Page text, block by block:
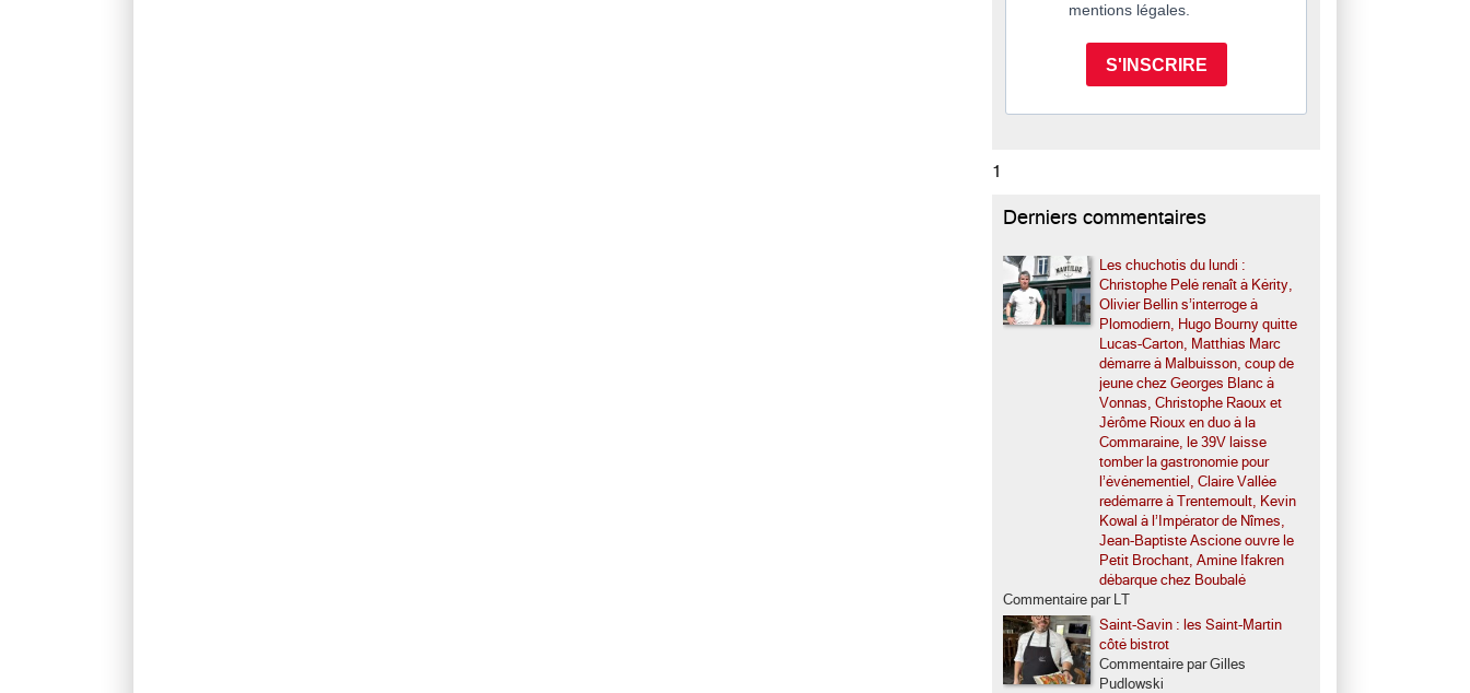
mentions légales.
S'INSCRIRE
1
Derniers commentaires
Les chuchotis du lundi :
Christophe Pelé renaît à Kérity,
Olivier Bellin s’interroge à
Plomodiern, Hugo Bourny quitte
Lucas-Carton, Matthias Marc
démarre à Malbuisson, coup de
jeune chez Georges Blanc à
Vonnas, Christophe Raoux et
Jérôme Rioux en duo à la
Commaraine, le 39V laisse
tomber la gastronomie pour
l’événementiel, Claire Vallée
redémarre à Trentemoult, Kevin
Kowal à l’Impérator de Nîmes,
Jean-Baptiste Ascione ouvre le
Petit Brochant, Amine Ifakren
débarque chez Boubalé
Commentaire par LT
Saint-Savin : les Saint-Martin
côté bistrot
Commentaire par Gilles
Pudlowski